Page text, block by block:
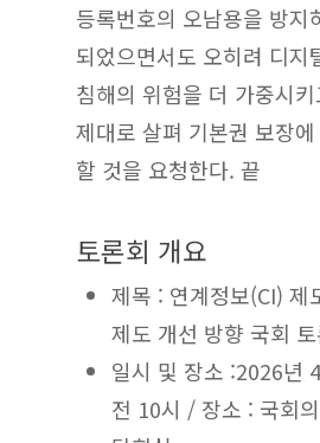
등록번호의 오남용을 방지
되었으면서도 오히려 디지
침해의 위험을 더 가중시
제대로 살펴 기본권 보장
할 것을 요청한다. 끝
토론회 개요
제목 : 연계정보(CI) 제
제도 개선 방향 국회
일시 및 장소 :2026년
전 10시 / 장소 : 국회